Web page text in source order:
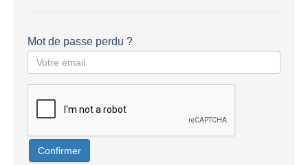
Mot de passe perdu ?
Confirmer